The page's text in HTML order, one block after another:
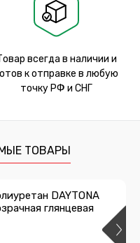
всегда в наличии и
к отправке в любую
точку РФ и СНГ
ТОВАРЫ
DAYTONA
глянцевая